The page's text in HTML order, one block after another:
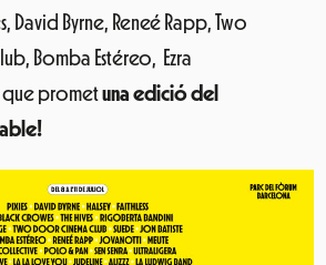
David Byrne, Reneé Rapp, Two
Bomba Estéreo, Ezra
que prometuna edició del